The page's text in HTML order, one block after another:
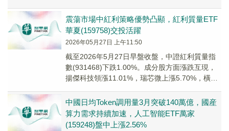
震蕩市場中紅利策略優勢凸顯，紅利質量ETF
華夏(159758)交投活躍
2026年05月27日 上午11:50
截至2026年5月27日早盤收盤，中證紅利質量指
數(931468)下跌1.00%。成分股方面漲跌互現，
揚傑科技領漲11.01%，瑞芯微上漲5.70%，橫店
中國日均Token調用量3月突破140萬億，國産
算力需求持續加速，人工智能ETF萬家
(159248)盤中上漲2.56%